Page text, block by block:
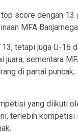
score dengan
MFA
tetapi juga U-16
sementara
di partai
yang diikuti
terlebih kompetisi